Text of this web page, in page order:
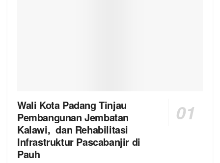
Wali Kota Padang Tinjau
Pembangunan Jembatan
Kalawi, dan Rehabilitasi
Infrastruktur Pascabanjir di
Pauh